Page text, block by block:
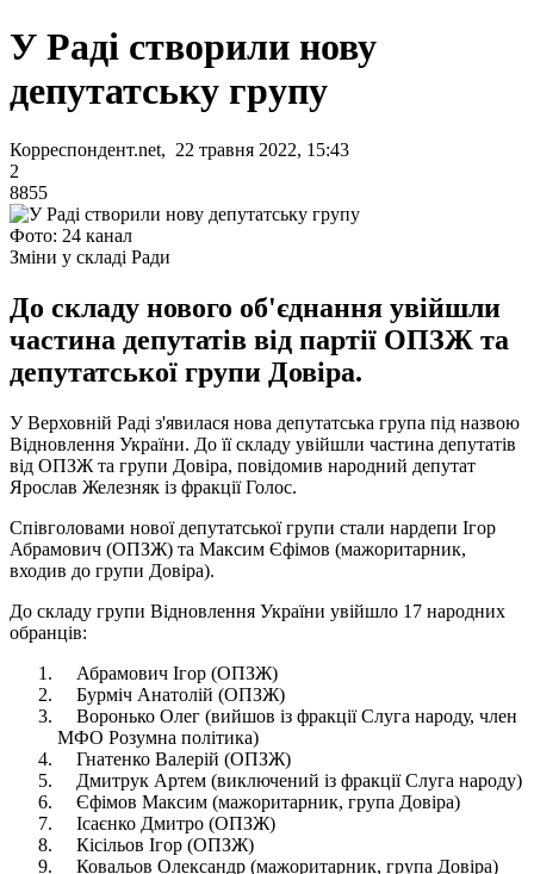
У Раді створили нову
депутатську групу
Корреспондент.net, 22 травня 2022, 15:43
2
8855
Фото: 24 канал
Зміни у складі Ради
До складу нового об'єднання увійшли
частина депутатів від партії ОПЗЖ та
депутатської групи Довіра.
У Верховній Раді з'явилася нова депутатська група під назвою
Відновлення України. До її складу увійшли частина депутатів
від ОПЗЖ та групи Довіра, повідомив народний депутат
Ярослав Железняк із фракції Голос.
Співголовами нової депутатської групи стали нардепи Ігор
Абрамович (ОПЗЖ) та Максим Єфімов (мажоритарник,
входив до групи Довіра).
До складу групи Відновлення України увійшло 17 народних
обранців:
Абрамович Ігор (ОПЗЖ)
Бурміч Анатолій (ОПЗЖ)
Воронько Олег (вийшов із фракції Слуга народу, член
МФО Розумна політика)
Гнатенко Валерій (ОПЗЖ)
Дмитрук Артем (виключений із фракції Слуга народу)
Єфімов Максим (мажоритарник, група Довіра)
Ісаєнко Дмитро (ОПЗЖ)
Кісільов Ігор (ОПЗЖ)
Ковальов Олександр (мажоритарник, група Довіра)